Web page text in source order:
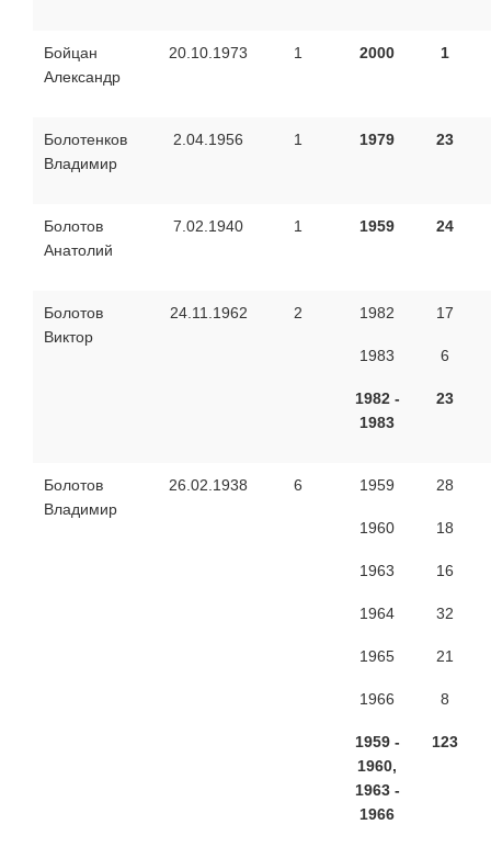
Бойцан
Александр
20.10.1973 1 2000 1
Болотенков
Владимир
2.04.1956 1 1979 23
Болотов
Анатолий
7.02.1940 1 1959 24
Болотов
Виктор
24.11.1962 2 1982
1983
1982 -
1983
17
6
23
Болотов
Владимир
26.02.1938 6 1959
1960
1963
1964
1965
1966
1959 -
1960,
1963 -
1966
28
18
16
32
21
8
123